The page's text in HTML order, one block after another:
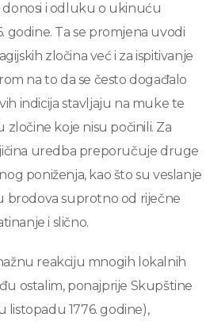
donosi i odluku o ukinuću
godine. Ta se promjena uvodi
zločina već i za ispitivanje
na to da se često događalo
indicija stavljaju na muke te
zločine koje nisu počinili. Za
uredba preporučuje druge
poniženja, kao što su veslanje
brodova suprotno od riječne
i slično.
reakciju mnogih lokalnih
ostalim, ponajprije Skupštine
listopadu 1776. godine),